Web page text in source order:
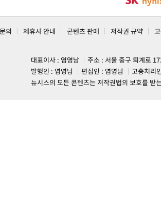
의 제휴사 안내 콘텐츠 판매 저작권 규약
대표이사 : 염영남
주소 : 서울 중구 퇴계로
발행인 : 염영남
편집인 : 염영남
고충처리
뉴시스의 모든 콘텐츠는 저작권법의 보호를